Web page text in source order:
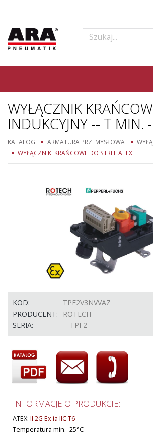
WYŁĄCZNIK
INDUKCYJNY -- T MIN.
KATALOG ARMATURA PRZEMYSŁOWA
WYŁĄCZNIKI KRAŃCOWE DO STREF ATEX
KOD:
TPF2V3NVVAZ
PRODUCENT:
ROTECH
SERIA:
-- TPF2
INFORMACJE O PRODUKCIE:
ATEX: II 2G Ex ia IIC T6
Temperatura min. -25°C